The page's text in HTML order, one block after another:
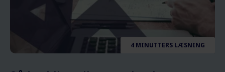
4 MINUTTERS LÆSNING